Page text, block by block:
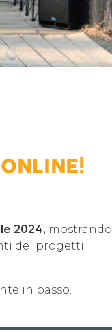
2024, mostrando
dei progetti
in basso.